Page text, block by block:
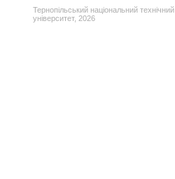
Тернопільський національний технічний
університет, 2026